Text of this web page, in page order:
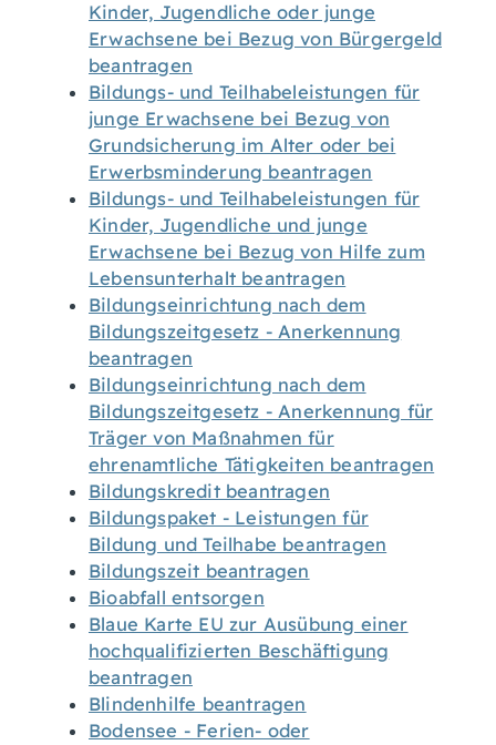
Kinder, Jugendliche oder junge
Erwachsene bei Bezug von Bürgergeld
beantragen
Bildungs- und Teilhabeleistungen für
junge Erwachsene bei Bezug von
Grundsicherung im Alter oder bei
Erwerbsminderung beantragen
Bildungs- und Teilhabeleistungen für
Kinder, Jugendliche und junge
Erwachsene bei Bezug von Hilfe zum
Lebensunterhalt beantragen
Bildungseinrichtung nach dem
Bildungszeitgesetz - Anerkennung
beantragen
Bildungseinrichtung nach dem
Bildungszeitgesetz - Anerkennung für
Träger von Maßnahmen für
ehrenamtliche Tätigkeiten beantragen
Bildungskredit beantragen
Bildungspaket - Leistungen für
Bildung und Teilhabe beantragen
Bildungszeit beantragen
Bioabfall entsorgen
Blaue Karte EU zur Ausübung einer
hochqualifizierten Beschäftigung
beantragen
Blindenhilfe beantragen
Bodensee - Ferien- oder